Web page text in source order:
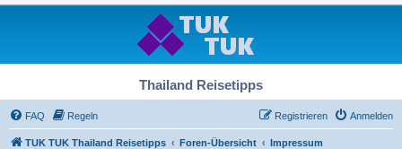
Thailand Reisetipps
FAQ Regeln Anmelden
Registrieren
TUK TUK Thailand Reisetipps Foren-Übersicht Impressum